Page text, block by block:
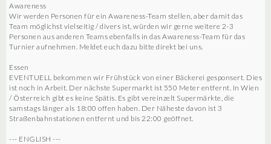
Awareness
Wir werden Personen für ein Awareness-Team stellen, aber damit das
Team möglichst vielseitig / divers ist, würden wir gerne weitere 2-3
Personen aus anderen Teams ebenfalls in das Awareness-Team für das
Turnier aufnehmen. Meldet euch dazu bitte direkt bei uns.
Essen
EVENTUELL bekommen wir Frühstück von einer Bäckerei gesponsert. Dies
ist noch in Arbeit. Der nächste Supermarkt ist 550 Meter entfernt. In Wien
/ Österreich gibt es keine Spätis. Es gibt vereinzelt Supermärkte, die
samstags länger als 18:00 offen haben. Der Näheste davon ist 3
Straßenbahnstationen entfernt und bis 22:00 geöffnet.
--- ENGLISH ---